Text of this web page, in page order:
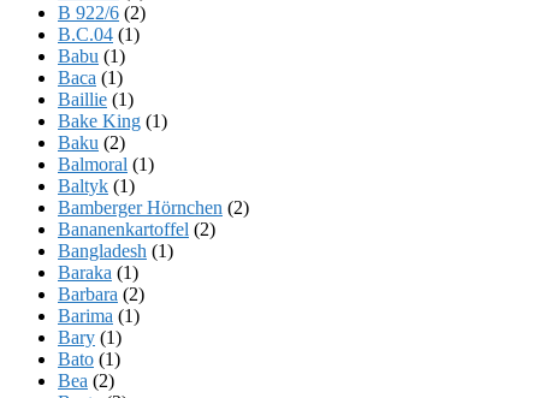
B 922/6 (2)
B.C.04 (1)
Babu (1)
Baca (1)
Baillie (1)
Bake King (1)
Baku (2)
Balmoral (1)
Baltyk (1)
Bamberger Hörnchen (2)
Bananenkartoffel (2)
Bangladesh (1)
Baraka (1)
Barbara (2)
Barima (1)
Bary (1)
Bato (1)
Bea (2)